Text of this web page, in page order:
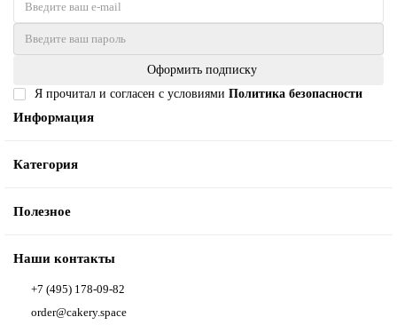
Оформить подписку
Я прочитал и согласен с условиями Политика безопасности
Информация
Категория
Полезное
Наши контакты
+7 (495) 178-09-82
order@cakery.space